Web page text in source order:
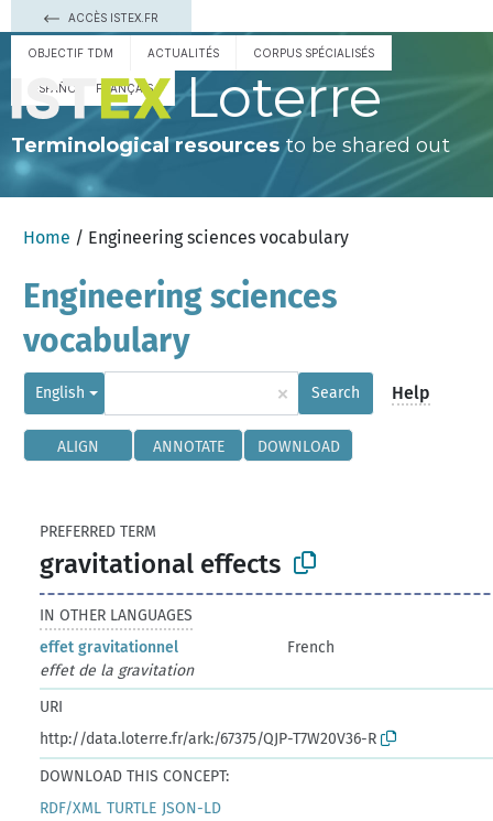
ACCÈS ISTEX.FR
OBJECTIF TDM ACTUALITÉS CORPUS SPÉCIALISÉS
ESPAÑOL FRANÇAIS Loterre
Terminological resourcesto be shared out
Home / Engineering sciences vocabulary
Engineering sciences
vocabulary
English × Search Help
ALIGN ANNOTATE DOWNLOAD
PREFERRED TERM
gravitational effects
IN OTHER LANGUAGES
effet gravitationnel
French
effet de la gravitation
URI
http://data.loterre.fr/ark:/67375/QJP-T7W20V36-R
DOWNLOAD THIS CONCEPT:
RDF/XML TURTLE JSON-LD